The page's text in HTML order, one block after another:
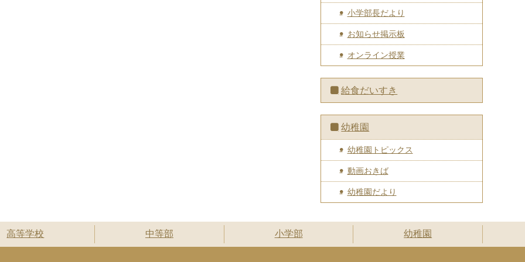
小学部長だより
お知らせ掲示板
オンライン授業
給食だいすき
幼稚園
幼稚園トピックス
動画おきば
幼稚園だより
高等学校 中等部 小学部 幼稚園